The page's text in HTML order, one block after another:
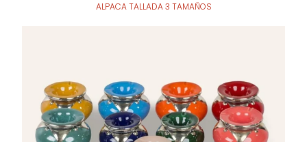
ALPACA TALLADA 3 TAMAÑOS